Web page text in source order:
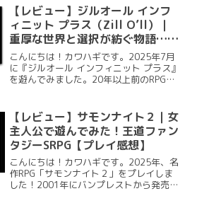
ード主人公は母校である学園にお仕事の
ために向かいます。生徒で...
【レビュー】ジルオール インフ
ィニット プラス（Zill O’ll）｜
重厚な世界と選択が紡ぐ物語…リ
プレイ性が高すぎる！【リメイク
熱望】
こんにちは！カワハギです。2025年7月
に『ジルオール インフィニット プラス』
を遊んでみました。20年以上前のRPGと
や感想を載せているので多少のネタバレ
が含まれ...
【レビュー】サモンナイト２｜女
主人公で遊んでみた！王道ファン
タジーSRPG【プレイ感想】
こんにちは！カワハギです。2025年、名
作RPG「サモンナイト２」をプレイしま
した！2001年にバンプレストから発売さ